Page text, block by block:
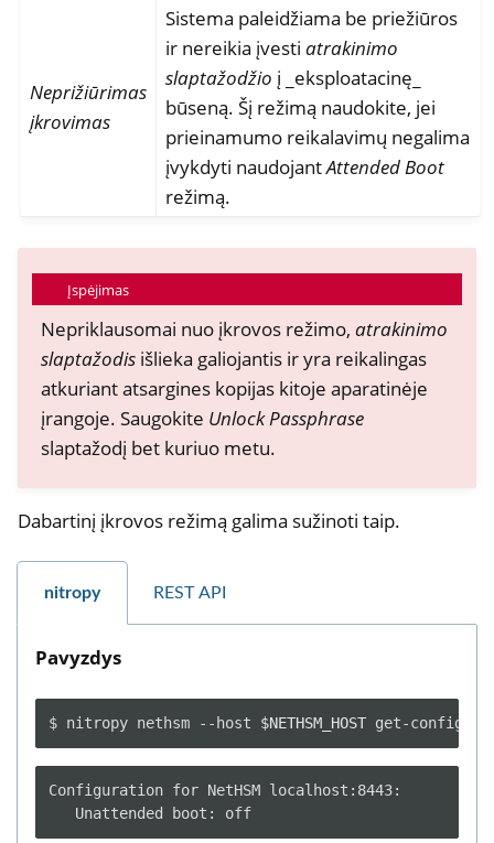
Neprižiūrimas
įkrovimas
Sistema paleidžiama be priežiūros
ir nereikia įvestiatrakinimo
slaptažodžio į _eksploatacinę_
būseną. Šį režimą naudokite, jei
prieinamumo reikalavimų negalima
įvykdyti naudojantAttended Boot
režimą.
Įspėjimas
Nepriklausomai nuo įkrovos režimo, atrakinimo
slaptažodisišlieka galiojantis ir yra reikalingas
atkuriant atsargines kopijas kitoje aparatinėje
įrangoje. Saugokite Unlock Passphrase
slaptažodį bet kuriuo metu.
Dabartinį įkrovos režimą galima sužinoti taip.
nitropy REST API
Pavyzdys
$ nitropy nethsm --host $NETHSM_HOST get-config
Configuration for NetHSM localhost:8443: